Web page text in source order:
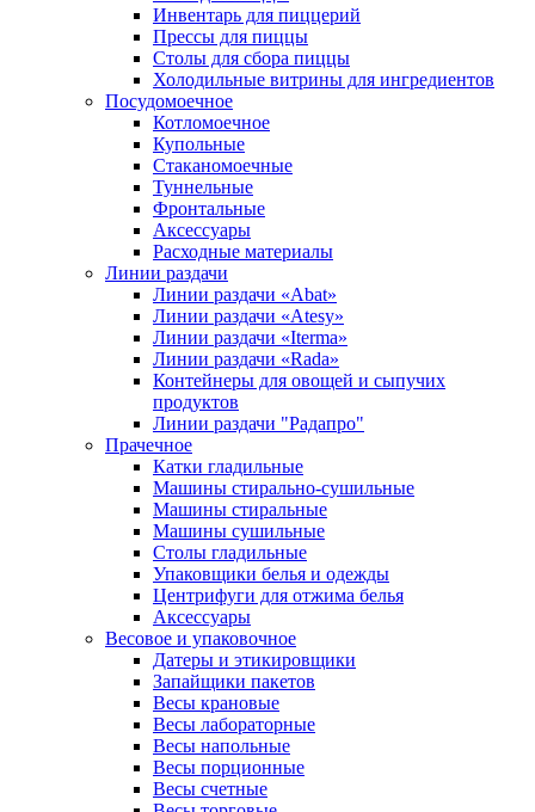
Инвентарь для пиццерий
Прессы для пиццы
Столы для сбора пиццы
Холодильные витрины для ингредиентов
Посудомоечное
Котломоечное
Купольные
Стаканомоечные
Туннельные
Фронтальные
Аксессуары
Расходные материалы
Линии раздачи
Линии раздачи «Abat»
Линии раздачи «Atesy»
Линии раздачи «Iterma»
Линии раздачи «Rada»
Контейнеры для овощей и сыпучих
продуктов
Линии раздачи "Радапро"
Прачечное
Катки гладильные
Машины стирально-сушильные
Машины стиральные
Машины сушильные
Столы гладильные
Упаковщики белья и одежды
Центрифуги для отжима белья
Аксессуары
Весовое и упаковочное
Датеры и этикировщики
Запайщики пакетов
Весы крановые
Весы лабораторные
Весы напольные
Весы порционные
Весы счетные